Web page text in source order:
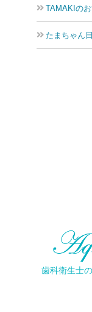
TAMAKIの
たまちゃん
歯科衛生士